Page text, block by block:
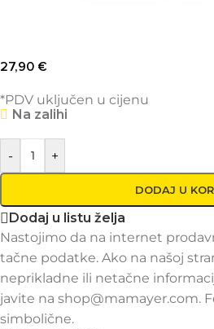
27,90 €
*PDV uključen u cijenu
Na zalihi
- +
DODAJ U
Dodaj u listu želja
Nastojimo da na internet
tačne podatke. Ako na našoj
neprikladne ili netačne
javite na shop@mamayer.com.
simbolične.